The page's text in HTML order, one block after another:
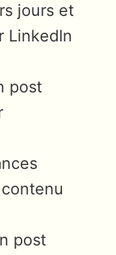
jours et
LinkedIn
post
post